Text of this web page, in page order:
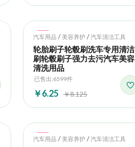
Hot
汽车用品 / 美容养护 / 汽车清洁工具
轮胎刷子轮毂刷洗车专用清洁
刷轮毂刷子强力去污汽车美容
清洗用品
已售出:6599件
￥6.25 ￥8.125
Hot
汽车用品 / 美容养护 / 汽车清洁工具